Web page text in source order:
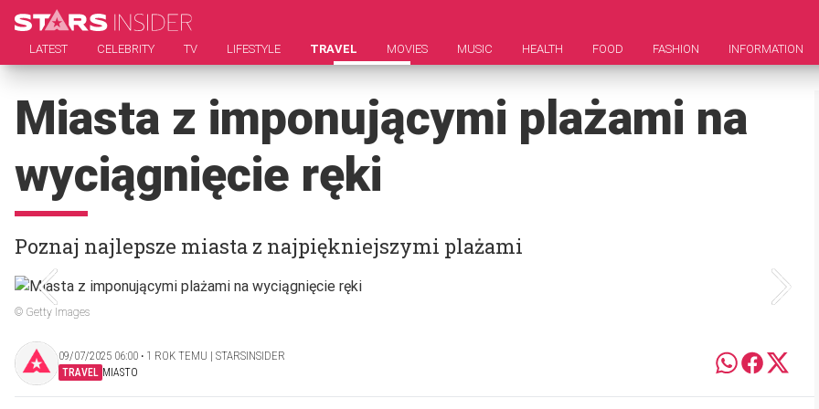
LATEST CELEBRITY TV LIFESTYLE TRAVEL MOVIES MUSIC HEALTH FOOD FASHION INFORMATION
Miasta z imponującymi plażami na
wyciągnięcie ręki
Poznaj najlepsze miasta z najpiękniejszymi plażami
© Getty Images
09/07/2025 06:00 ‧ 1 ROK TEMU | STARSINSIDER
TRAVEL MIASTO